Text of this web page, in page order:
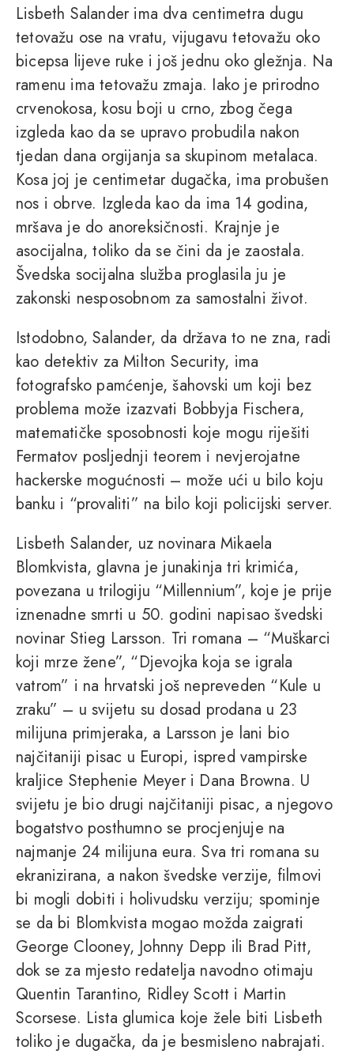
Lisbeth Salander ima dva centimetra dugu
tetovažu ose na vratu, vijugavu tetovažu oko
bicepsa lijeve ruke i još jednu oko gležnja. Na
ramenu ima tetovažu zmaja. Iako je prirodno
crvenokosa, kosu boji u crno, zbog čega
izgleda kao da se upravo probudila nakon
tjedan dana orgijanja sa skupinom metalaca.
Kosa joj je centimetar dugačka, ima probušen
nos i obrve. Izgleda kao da ima 14 godina,
mršava je do anoreksičnosti. Krajnje je
asocijalna, toliko da se čini da je zaostala.
Švedska socijalna služba proglasila ju je
zakonski nesposobnom za samostalni život.
Istodobno, Salander, da država to ne zna, radi
kao detektiv za Milton Security, ima
fotografsko pamćenje, šahovski um koji bez
problema može izazvati Bobbyja Fischera,
matematičke sposobnosti koje mogu riješiti
Fermatov posljednji teorem i nevjerojatne
hackerske mogućnosti – može ući u bilo koju
banku i “provaliti” na bilo koji policijski server.
Lisbeth Salander, uz novinara Mikaela
Blomkvista, glavna je junakinja tri krimića,
povezana u trilogiju “Millennium”, koje je prije
iznenadne smrti u 50. godini napisao švedski
novinar Stieg Larsson. Tri romana – “Muškarci
koji mrze žene”, “Djevojka koja se igrala
vatrom” i na hrvatski još nepreveden “Kule u
zraku” – u svijetu su dosad prodana u 23
milijuna primjeraka, a Larsson je lani bio
najčitaniji pisac u Europi, ispred vampirske
kraljice Stephenie Meyer i Dana Browna. U
svijetu je bio drugi najčitaniji pisac, a njegovo
bogatstvo posthumno se procjenjuje na
najmanje 24 milijuna eura. Sva tri romana su
ekranizirana, a nakon švedske verzije, filmovi
bi mogli dobiti i holivudsku verziju; spominje
se da bi Blomkvista mogao možda zaigrati
George Clooney, Johnny Depp ili Brad Pitt,
dok se za mjesto redatelja navodno otimaju
Quentin Tarantino, Ridley Scott i Martin
Scorsese. Lista glumica koje žele biti Lisbeth
toliko je dugačka, da je besmisleno nabrajati.